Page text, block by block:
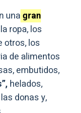
una gran
ropa, los
otros, los
de alimentos
embutidos,
helados,
donas y,